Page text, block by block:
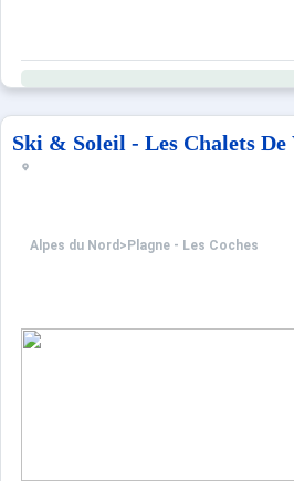
Ski & Soleil - Les Chalets De
Alpes du Nord > Plagne - Les Coches